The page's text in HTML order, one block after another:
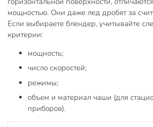
мощностью. Они даже лед дробят за
Если выбираете блендер, учитывайте
критерии:
мощность;
число скоростей;
режимы;
объем и материал чаши (для
приборов).